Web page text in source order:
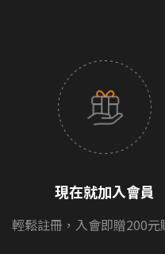
現在就加入會員
輕鬆註冊，入會即贈200元